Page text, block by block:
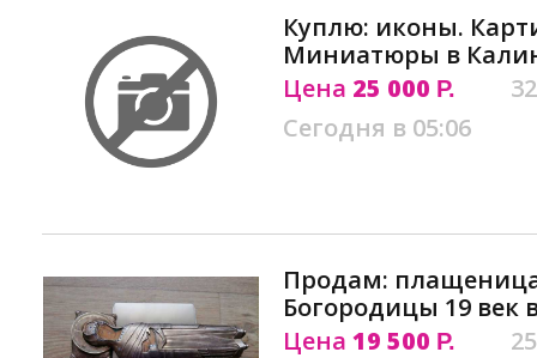
Куплю: иконы.
Миниатюры в
Цена 25 000 Р.
Сегодня в 05:06
Продам:
Богородицы 19 век
Цена 19 500 Р.